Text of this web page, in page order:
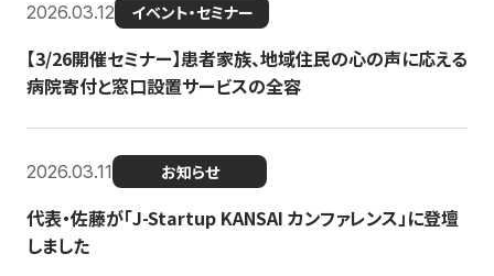
2026.03.12 イベント・セミナー
【3/26開催セミナー】患者家族、地域住民の心の声に応える
病院寄付と窓口設置サービスの全容
2026.03.11 お知らせ
代表・佐藤が「J-Startup KANSAI カンファレンス」に登壇
しました